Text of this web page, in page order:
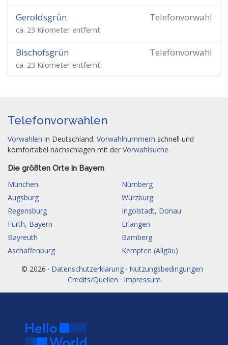
Telefonvorwahl
Geroldsgrün
ca. 23 Kilometer entfernt
Telefonvorwahl
Bischofsgrün
ca. 23 Kilometer entfernt
Telefonvorwahlen
Vorwahlen in Deutschland: Vorwahlnummern schnell und
komfortabel nachschlagen mit der Vorwahlsuche.
Die größten Orte in Bayern
München
Nürnberg
Augsburg
Würzburg
Regensburg
Ingolstadt, Donau
Fürth, Bayern
Erlangen
Bayreuth
Bamberg
Aschaffenburg
Kempten (Allgäu)
© 2026 · Datenschutzerklärung · Nutzungsbedingungen ·
Credits/Quellen · Impressum